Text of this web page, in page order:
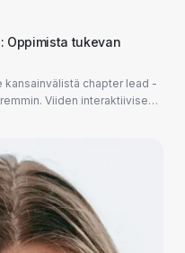
Oppimista tukevan
chapter lead -
Viiden interaktiivisen